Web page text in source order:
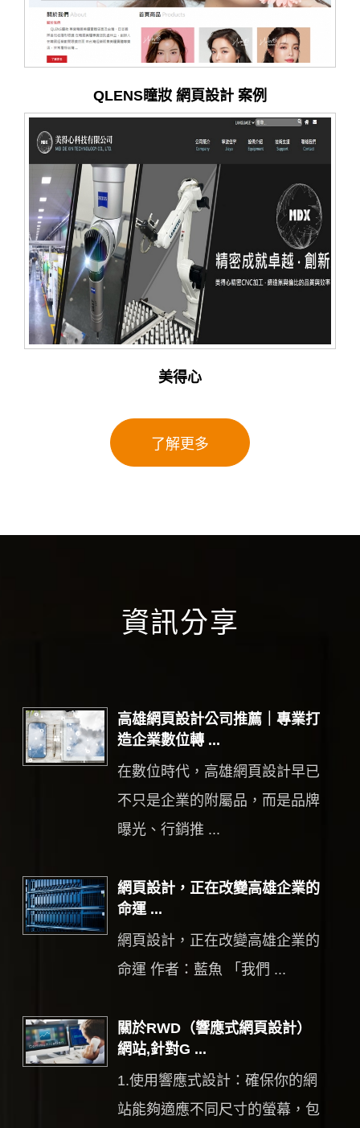
QLENS瞳妝 網頁設計 案例
美得心
了解更多
資訊分享
高雄網頁設計公司推薦｜專業打
造企業數位轉 ...
在數位時代，高雄網頁設計早已
不只是企業的附屬品，而是品牌
曝光、行銷推 ...
網頁設計，正在改變高雄企業的
命運 ...
網頁設計，正在改變高雄企業的
命運 作者：藍魚 「我們 ...
關於RWD（響應式網頁設計）
網站,針對G ...
1.使用響應式設計：確保你的網
站能夠適應不同尺寸的螢幕，包